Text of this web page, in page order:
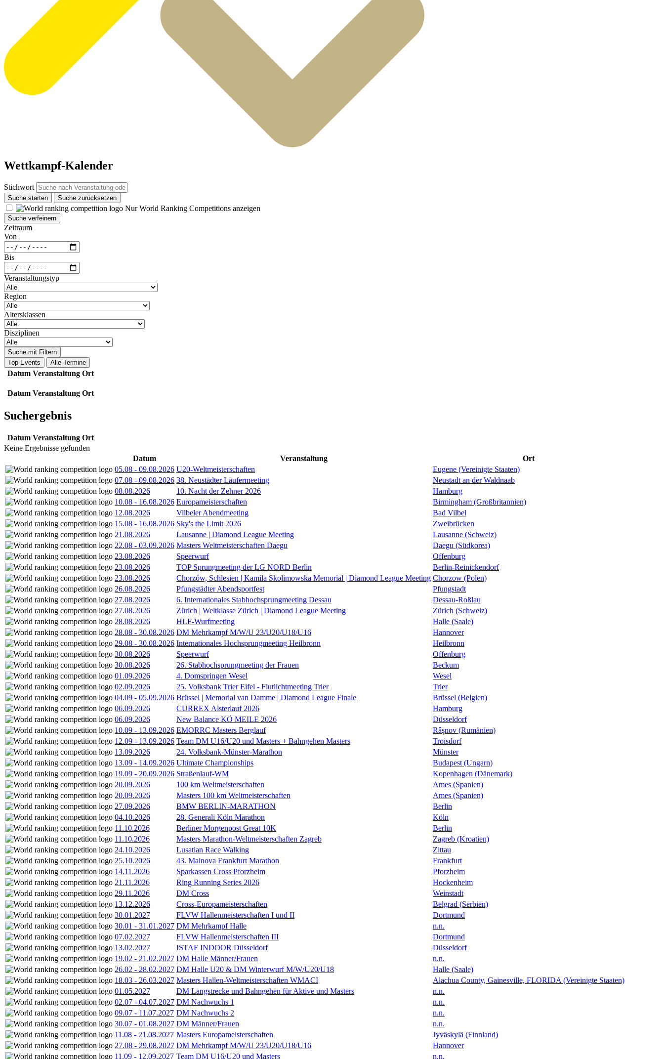
Wettkampf-Kalender
Stichwort
Suche starten Suche zurücksetzen
Nur World Ranking Competitions anzeigen
Suche verfeinern
Zeitraum
Von
Bis
Veranstaltungstyp
Region
Altersklassen
Disziplinen
Suche mit Filtern
Top-Events
Alle Termine
Datum Veranstaltung Ort
Datum Veranstaltung Ort
Suchergebnis
Datum Veranstaltung Ort
Keine Ergebnisse gefunden
Datum
Veranstaltung
Ort
05.08 - 09.08.2026 U20-Weltmeisterschaften
Eugene (Vereinigte Staaten)
07.08 - 09.08.2026 38. Neustädter Läufermeeting
Neustadt an der Waldnaab
08.08.2026
10. Nacht der Zehner 2026
Hamburg
10.08 - 16.08.2026 Europameisterschaften
Birmingham (Großbritannien)
12.08.2026
Vilbeler Abendmeeting
Bad Vilbel
15.08 - 16.08.2026 Sky's the Limit 2026
Zweibrücken
21.08.2026
Lausanne | Diamond League Meeting
Lausanne (Schweiz)
22.08 - 03.09.2026 Masters Weltmeisterschaften Daegu
Daegu (Südkorea)
23.08.2026
Speerwurf
Offenburg
23.08.2026
TOP Sprungmeeting der LG NORD Berlin
Berlin-Reinickendorf
23.08.2026
Chorzów, Schlesien | Kamila Skolimowska Memorial | Diamond League Meeting Chorzow (Polen)
26.08.2026
Pfungstädter Abendsportfest
Pfungstadt
27.08.2026
6. Internationales Stabhochsprungmeeting Dessau
Dessau-Roßlau
27.08.2026
Zürich | Weltklasse Zürich | Diamond League Meeting
Zürich (Schweiz)
28.08.2026
HLF-Wurfmeeting
Halle (Saale)
28.08 - 30.08.2026 DM Mehrkampf M/W/U 23/U20/U18/U16
Hannover
29.08 - 30.08.2026 Internationales Hochsprungmeeting Heilbronn
Heilbronn
30.08.2026
Speerwurf
Offenburg
30.08.2026
26. Stabhochsprungmeeting der Frauen
Beckum
01.09.2026
4. Domspringen Wesel
Wesel
02.09.2026
25. Volksbank Trier Eifel - Flutlichtmeeting Trier
Trier
04.09 - 05.09.2026 Brüssel | Memorial van Damme | Diamond League Finale
Brüssel (Belgien)
06.09.2026
CURREX Alsterlauf 2026
Hamburg
06.09.2026
New Balance KÖ MEILE 2026
Düsseldorf
10.09 - 13.09.2026 EMORRC Masters Berglauf
Râșnov (Rumänien)
12.09 - 13.09.2026 Team DM U16/U20 und Masters + Bahngehen Masters
Troisdorf
13.09.2026
24. Volksbank-Münster-Marathon
Münster
13.09 - 14.09.2026 Ultimate Championships
Budapest (Ungarn)
19.09 - 20.09.2026 Straßenlauf-WM
Kopenhagen (Dänemark)
20.09.2026
100 km Weltmeisterschaften
Ames (Spanien)
20.09.2026
Masters 100 km Weltmeisterschaften
Ames (Spanien)
27.09.2026
BMW BERLIN-MARATHON
Berlin
04.10.2026
28. Generali Köln Marathon
Köln
11.10.2026
Berliner Morgenpost Great 10K
Berlin
11.10.2026
Masters Marathon-Weltmeisterschaften Zagreb
Zagreb (Kroatien)
24.10.2026
Lusatian Race Walking
Zittau
25.10.2026
43. Mainova Frankfurt Marathon
Frankfurt
14.11.2026
Sparkassen Cross Pforzheim
Pforzheim
21.11.2026
Ring Running Series 2026
Hockenheim
29.11.2026
DM Cross
Weinstadt
13.12.2026
Cross-Europameisterschaften
Belgrad (Serbien)
30.01.2027
FLVW Hallenmeisterschaften I und II
Dortmund
30.01 - 31.01.2027 DM Mehrkampf Halle
n.n.
07.02.2027
FLVW Hallenmeisterschaften III
Dortmund
13.02.2027
ISTAF INDOOR Düsseldorf
Düsseldorf
19.02 - 21.02.2027 DM Halle Männer/Frauen
n.n.
26.02 - 28.02.2027 DM Halle U20 & DM Winterwurf M/W/U20/U18
Halle (Saale)
18.03 - 26.03.2027 Masters Hallen-Weltmeisterschaften WMACI
Alachua County, Gainesville, FLORIDA (Vereinigte Staaten)
01.05.2027
DM Langstrecke und Bahngehen für Aktive und Masters
n.n.
02.07 - 04.07.2027 DM Nachwuchs 1
n.n.
09.07 - 11.07.2027 DM Nachwuchs 2
n.n.
30.07 - 01.08.2027 DM Männer/Frauen
n.n.
11.08 - 21.08.2027 Masters Europameisterschaften
Jyväskylä (Finnland)
27.08 - 29.08.2027 DM Mehrkampf M/W/U 23/U20/U18/U16
Hannover
11.09 - 12.09.2027 Team DM U16/U20 und Masters n.n.